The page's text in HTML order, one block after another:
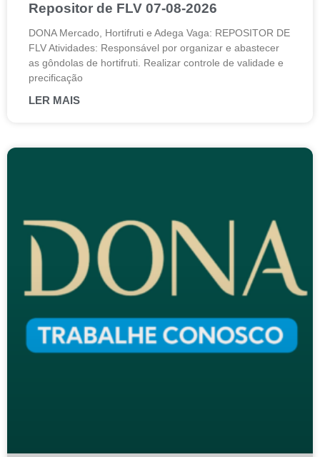
Repositor de FLV 07-08-2026
DONA Mercado, Hortifruti e Adega Vaga: REPOSITOR DE
FLV Atividades: Responsável por organizar e abastecer
as gôndolas de hortifruti. Realizar controle de validade e
precificação
LER MAIS